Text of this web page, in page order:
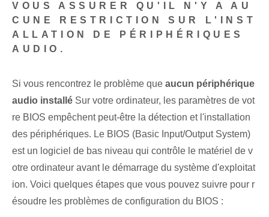
VOUS ASSURER QU'IL N'Y A AU
CUNE RESTRICTION SUR L'INST
ALLATION DE PÉRIPHÉRIQUES
AUDIO.
Si vous rencontrez le problème que aucun périphérique
audio installé Sur votre ordinateur, les paramètres de vot
re BIOS empêchent peut-être la détection et l'installation
des périphériques. Le BIOS (Basic Input/Output System)
est un logiciel de bas niveau qui contrôle le matériel de v
otre ordinateur avant le démarrage du système d'exploitat
ion. Voici quelques étapes que vous pouvez suivre pour r
ésoudre les problèmes de configuration du BIOS :